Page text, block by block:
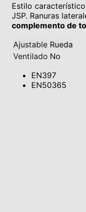
Estilo
JSP. Ranuras
complemento de
Ajustable Rueda
Ventilado No
EN397
EN50365